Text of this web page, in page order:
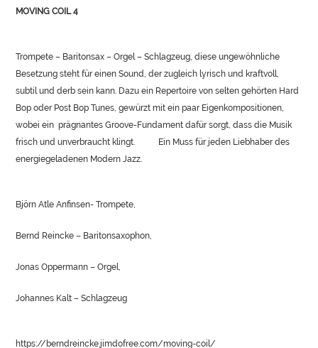
MOVING COIL 4
Trompete – Baritonsax – Orgel – Schlagzeug, diese ungewöhnliche
Besetzung steht für einen Sound, der zugleich lyrisch und kraftvoll,
subtil und derb sein kann. Dazu ein Repertoire von selten gehörten Hard
Bop oder Post Bop Tunes, gewürzt mit ein paar Eigenkompositionen,
wobei ein prägnantes Groove-Fundament dafür sorgt, dass die Musik
frisch und unverbraucht klingt.
Ein Muss für jeden Liebhaber des
energiegeladenen Modern Jazz.
Björn Atle Anfinsen- Trompete,
Bernd Reincke – Baritonsaxophon,
Jonas Oppermann – Orgel,
Johannes Kalt – Schlagzeug
https://berndreincke.jimdofree.com/moving-coil/